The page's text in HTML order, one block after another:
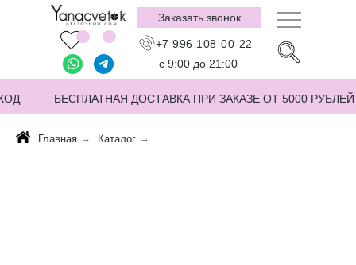
+7 996 108-00-22
Заказать звонок
БЕСПЛАТНАЯ ДОСТАВКА ПРИ ЗАКАЗЕ ОТ 5000 РУБЛЕЙ
с 9:00 до 21:00
Главная → Каталог → ...